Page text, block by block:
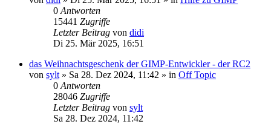
0 Antworten
15441 Zugriffe
Letzter Beitrag von didi
Di 25. Mär 2025, 16:51
das Weihnachtsgeschenk der GIMP-Entwickler - der RC2
von sylt » Sa 28. Dez 2024, 11:42 » in Off Topic
0 Antworten
28046 Zugriffe
Letzter Beitrag von sylt
Sa 28. Dez 2024, 11:42